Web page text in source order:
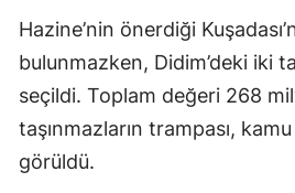
Hazine’nin önerdiği
bulunmazken, Didim’deki iki
seçildi. Toplam değeri 268
taşınmazların trampası,
görüldü.